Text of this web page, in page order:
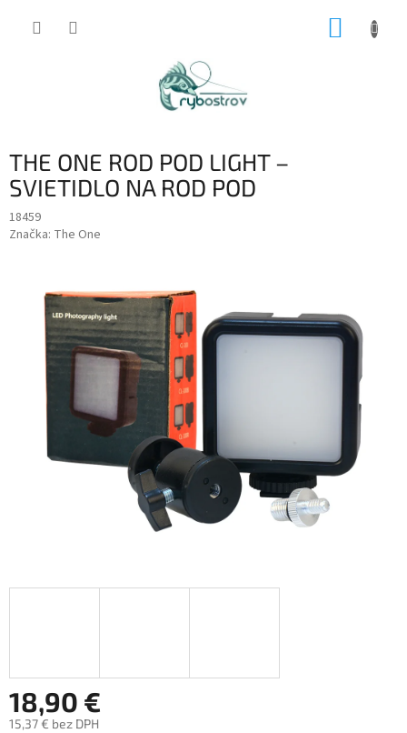
THE ONE ROD POD LIGHT –
SVIETIDLO NA ROD POD
18459
Značka: The One
18,90 €
15,37 € bez DPH